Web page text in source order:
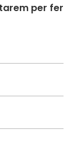
per fer